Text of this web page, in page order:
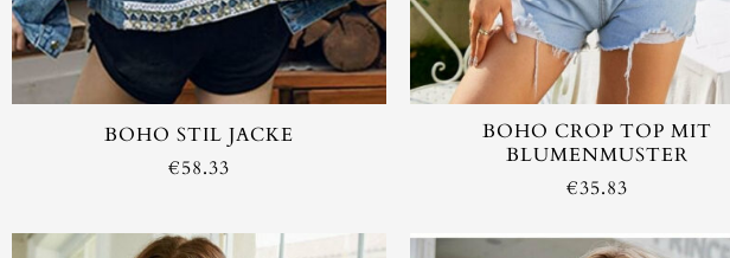
BOHO STIL JACKE
€58.33
BOHO CROP TOP MIT
BLUMENMUSTER
€35.83